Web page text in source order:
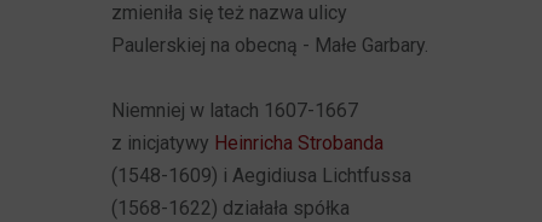
zmieniła się też nazwa ulicy
Paulerskiej na obecną - Małe Garbary.
Niemniej w latach 1607-1667
z inicjatywy Heinricha Strobanda
(1548-1609) i Aegidiusa Lichtfussa
(1568-1622) działała spółka